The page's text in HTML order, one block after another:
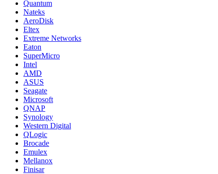
Quantum
Nateks
AeroDisk
Eltex
Extreme Networks
Eaton
SuperMicro
Intel
AMD
ASUS
Seagate
Microsoft
QNAP
Synology
Western Digital
QLogic
Brocade
Emulex
Mellanox
Finisar